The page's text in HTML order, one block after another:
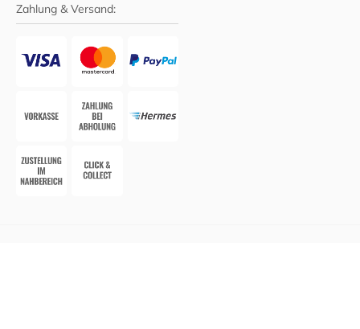
Zahlung & Versand: